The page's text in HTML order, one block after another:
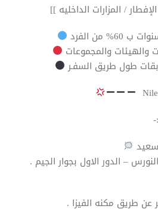
/ المزارات الداخليه ]]
والهيئات والمجموعات
طول طريق السفـر
– الدور الاول بجوار الجيم .
عن طريق مكنه الفيزا .